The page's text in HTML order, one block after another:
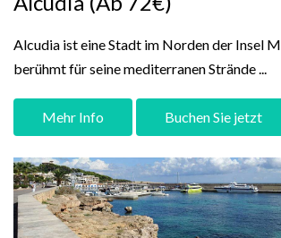
Alcudia ist eine Stadt im Norden der Insel
berühmt für seine mediterranen Strände ...
Mehr Info Buchen Sie jetzt